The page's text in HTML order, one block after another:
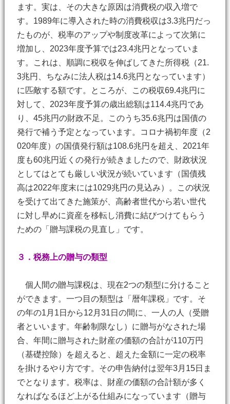
ます。実は、その大きな原因は消費税の収入増で
す。1989年に導入された時の消費税収は3.3兆円だっ
たものが、税率のアップや制度改革によって次第に
増加し、2023年度予算では23.4兆円となっていま
す。これは、順調に税収を伸ばしてきた所得税（21.
3兆円、ちなみに法人税は14.6兆円となっています）
に匹敵する額です。ところが、この税収69.4兆円に
対して、2023年度予算の歳出総額は114.4兆円であ
り、45兆円の財政不足。このうち35.6兆円は国債の
発行で補う予定となっています。コロナ禍初年度（2
020年度）の国債発行額は108.6兆円を超え、2021年
度も60兆円近くの発行が続きましたので、財政状況
としてはとても厳しい状況が続いています（国債残
高は2022年度末には1029兆円の見込み）。この状況
を受けて出てきた施策が、高齢者世代から若い世代
に対し早めに資産を移転し消費に結びつけてもらう
ための「贈与課税の見直し」です。
３．税務上の贈与の類型
個人間の贈与課税は、現在2つの類型に分けること
ができます。一つ目の類型は「暦年課税」です。そ
の年の1月1日から12月31日の間に、一人の人（受贈
者といいます。年齢制限なし）に贈与がなされた場
合、年間に贈与された財産の価額の合計が110万円
（基礎控除）を超えると、超えた金額に一定の税率
を掛けるやり方です。その申告納付は翌年3月15日ま
でとなります。税率は、財産の価額の合計額が多く
なればなるほど上がる仕組みになっています（贈与